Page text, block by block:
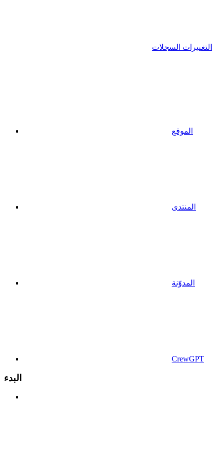
التغييرات السجلات
الموقع
المنتدى
المدوّنة
CrewGPT
البدء